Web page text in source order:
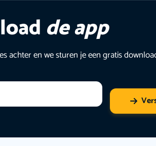
de app
achter en we sturen je een gratis